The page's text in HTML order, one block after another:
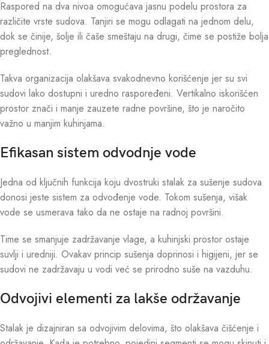
Raspored na dva nivoa omogućava jasnu podelu prostora za
različite vrste sudova. Tanjiri se mogu odlagati na jednom delu,
dok se činije, šolje ili čaše smeštaju na drugi, čime se postiže bolja
preglednost.
Takva organizacija olakšava svakodnevno korišćenje jer su svi
sudovi lako dostupni i uredno raspoređeni. Vertikalno iskorišćen
prostor znači i manje zauzete radne površine, što je naročito
važno u manjim kuhinjama.
Efikasan sistem odvodnje vode
Jedna od ključnih funkcija koju dvostruki stalak za sušenje sudova
donosi jeste sistem za odvođenje vode. Tokom sušenja, višak
vode se usmerava tako da ne ostaje na radnoj površini.
Time se smanjuje zadržavanje vlage, a kuhinjski prostor ostaje
suvlji i uredniji. Ovakav princip sušenja doprinosi i higijeni, jer se
sudovi ne zadržavaju u vodi već se prirodno suše na vazduhu.
Odvojivi elementi za lakše održavanje
Stalak je dizajniran sa odvojivim delovima, što olakšava čišćenje i